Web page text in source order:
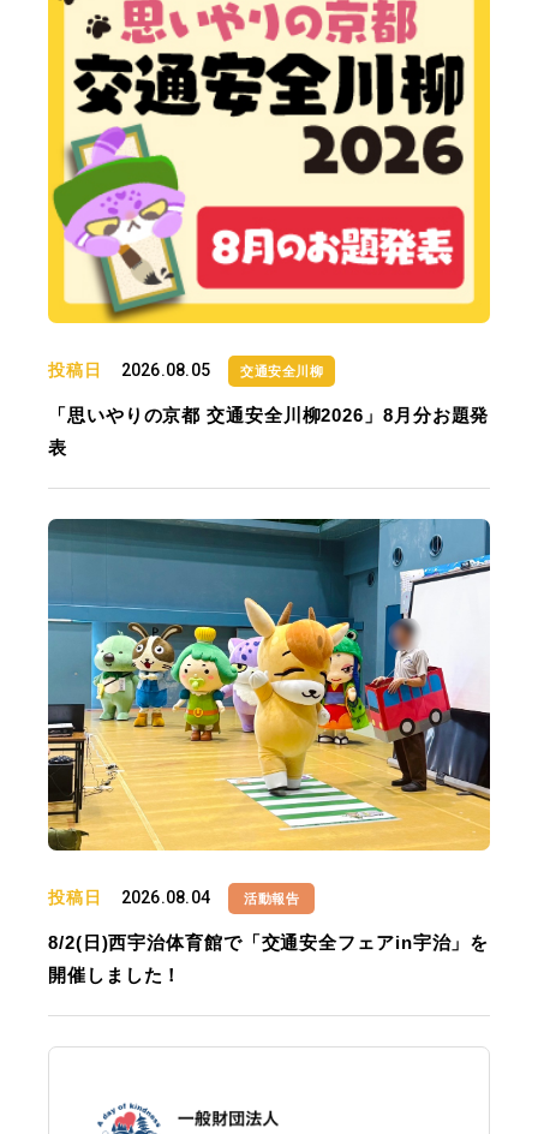
投稿日 2026.08.05 交通安全川柳
「思いやりの京都 交通安全川柳2026」8月分お題発
表
投稿日 2026.08.04 活動報告
8/2(日)西宇治体育館で「交通安全フェアin宇治」を
開催しました！